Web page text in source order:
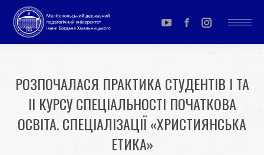
YouTube
page
in
new
window
Facebook
page
in
new
window
Instagram
page
in
new
window
РОЗПОЧАЛАСЯ ПРАКТИКА СТУДЕНТІВ І ТА
ІІ КУРСУ СПЕЦІАЛЬНОСТІ ПОЧАТКОВА
ОСВІТА. СПЕЦІАЛІЗАЦІЇ «ХРИСТИЯНСЬКА
ЕТИКА»